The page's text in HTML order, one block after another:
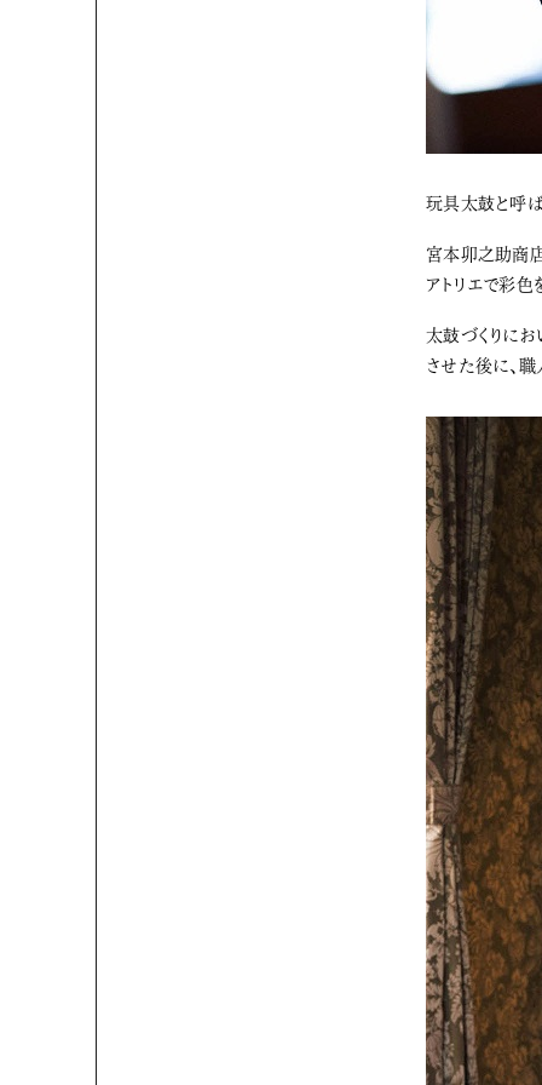
玩具太鼓と呼
宮本卯之助商
アトリエで彩色
太鼓づくりに
させた後に、職